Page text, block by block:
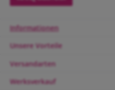
Informationen
Unsere Vorteile
Versandarten
Werksverkauf